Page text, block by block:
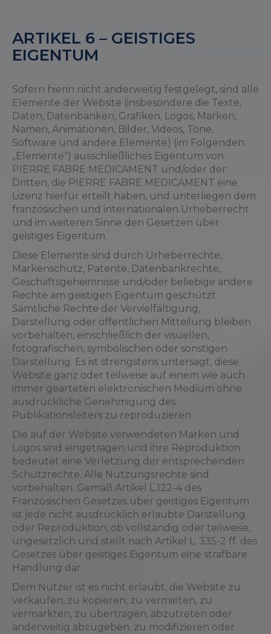
ARTIKEL 6 – GEISTIGES
EIGENTUM
Sofern hierin nicht anderweitig festgelegt, sind alle
Elemente der Website (insbesondere die Texte,
Daten, Datenbanken, Grafiken, Logos, Marken,
Namen, Animationen, Bilder, Videos, Töne,
Software und andere Elemente) (im Folgenden:
„Elemente“) ausschließliches Eigentum von
PIERRE FABRE MEDICAMENT und/oder der
Dritten, die PIERRE FABRE MEDICAMENT eine
Lizenz hierfür erteilt haben, und unterliegen dem
französischen und internationalen Urheberrecht
und im weiteren Sinne den Gesetzen über
geistiges Eigentum.
Diese Elemente sind durch Urheberrechte,
Markenschutz, Patente, Datenbankrechte,
Geschäftsgeheimnisse und/oder beliebige andere
Rechte am geistigen Eigentum geschützt.
Sämtliche Rechte der Vervielfältigung,
Darstellung oder öffentlichen Mitteilung bleiben
vorbehalten, einschließlich der visuellen,
fotografischen, symbolischen oder sonstigen
Darstellung. Es ist strengstens untersagt, diese
Website ganz oder teilweise auf einem wie auch
immer gearteten elektronischen Medium ohne
ausdrückliche Genehmigung des
Publikationsleiters zu reproduzieren.
Die auf der Website verwendeten Marken und
Logos sind eingetragen und ihre Reproduktion
bedeutet eine Verletzung der entsprechenden
Schutzrechte. Alle Nutzungsrechte sind
vorbehalten. Gemäß Artikel L.122-4 des
Französischen Gesetzes über geistiges Eigentum
ist jede nicht ausdrücklich erlaubte Darstellung
oder Reproduktion, ob vollständig oder teilweise,
ungesetzlich und stellt nach Artikel L. 335-2 ff. des
Gesetzes über geistiges Eigentum eine strafbare
Handlung dar.
Dem Nutzer ist es nicht erlaubt, die Website zu
verkaufen, zu kopieren, zu vermieten, zu
vermarkten, zu übertragen, abzutreten oder
anderweitig abzugeben, zu modifizieren oder